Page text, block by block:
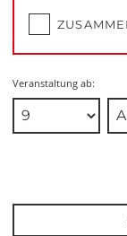
Veranstaltung ab: